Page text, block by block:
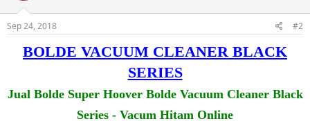
Sep 24, 2018 #2
BOLDE VACUUM CLEANER BLACK
SERIES
Jual Bolde Super Hoover Bolde Vacuum Cleaner Black
Series - Vacum Hitam Online